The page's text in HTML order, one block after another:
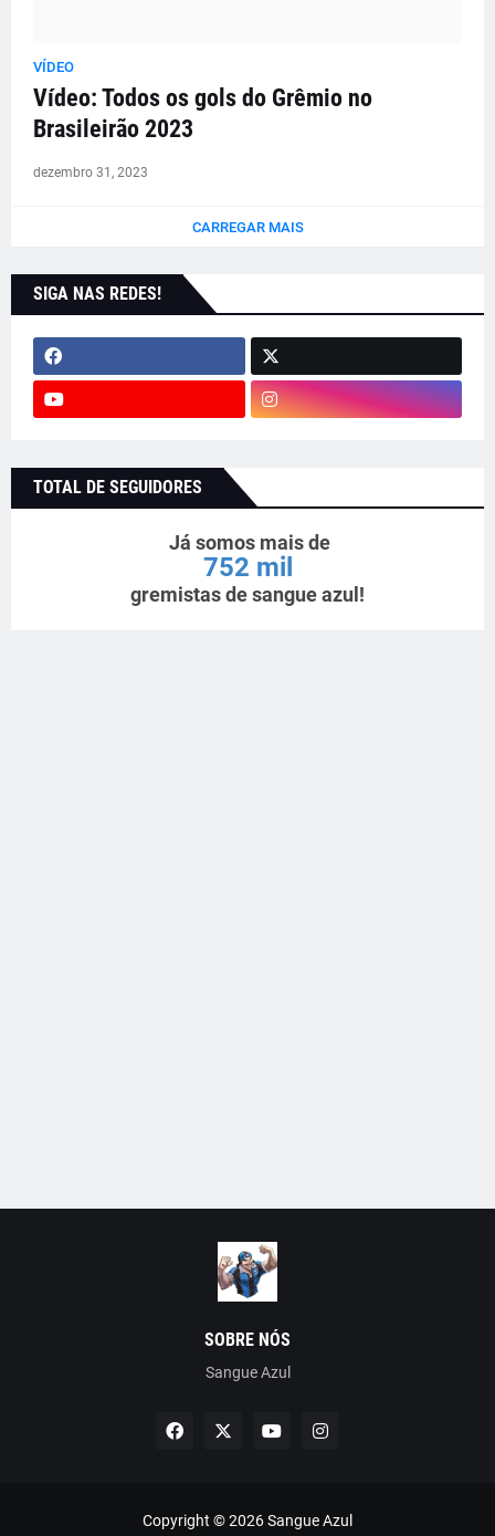
VÍDEO
Vídeo: Todos os gols do Grêmio no
Brasileirão 2023
dezembro 31, 2023
CARREGAR MAIS
SIGA NAS REDES!
TOTAL DE SEGUIDORES
Já somos mais de
752 mil
gremistas de sangue azul!
SOBRE NÓS
Sangue Azul
Copyright ©2026Sangue Azul